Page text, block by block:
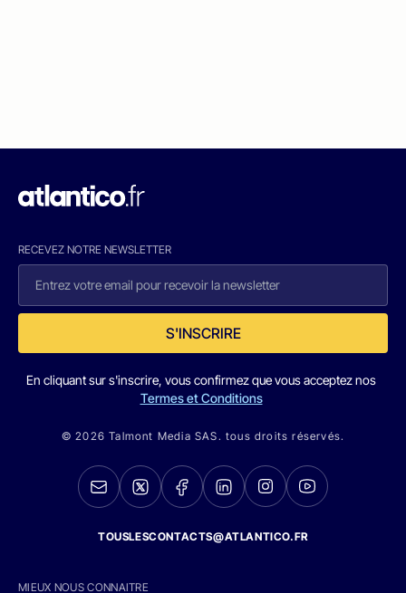
RECEVEZ NOTRE NEWSLETTER
S'INSCRIRE
En cliquant sur s'inscrire, vous confirmez que vous acceptez nos
Termes et Conditions
© 2026 Talmont Media SAS. tous droits réservés.
TOUSLESCONTACTS@ATLANTICO.FR
MIEUX NOUS CONNAITRE